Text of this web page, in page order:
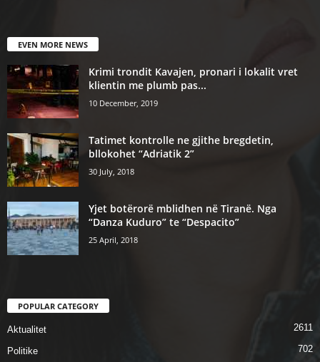
EVEN MORE NEWS
Krimi trondit Kavajen, pronari i lokalit vret
klientin me plumb pas...
10 December, 2019
Tatimet kontrolle ne gjithe bregdetin,
bllokohet “Adriatik 2”
30 July, 2018
Yjet botërorë mblidhen në Tiranë. Nga
“Danza Kuduro” te “Despacito”
25 April, 2018
POPULAR CATEGORY
Aktualitet 2611
Politike 702